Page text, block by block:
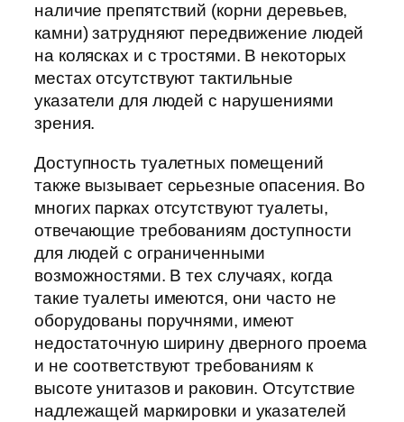
наличие препятствий (корни деревьев,
камни) затрудняют передвижение людей
на колясках и с тростями. В некоторых
местах отсутствуют тактильные
указатели для людей с нарушениями
зрения.
Доступность туалетных помещений
также вызывает серьезные опасения. Во
многих парках отсутствуют туалеты,
отвечающие требованиям доступности
для людей с ограниченными
возможностями. В тех случаях, когда
такие туалеты имеются, они часто не
оборудованы поручнями, имеют
недостаточную ширину дверного проема
и не соответствуют требованиям к
высоте унитазов и раковин. Отсутствие
надлежащей маркировки и указателей